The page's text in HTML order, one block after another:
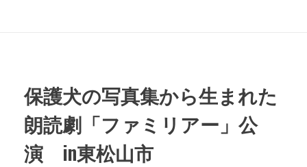
保護犬の写真集から生まれた
朗読劇「ファミリアー」公
演 in東松山市